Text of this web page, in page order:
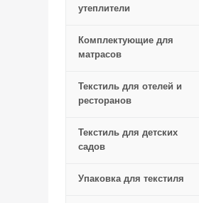
утеплители
Комплектующие для
матрасов
Текстиль для отелей и
ресторанов
Текстиль для детских
садов
Упаковка для текстиля